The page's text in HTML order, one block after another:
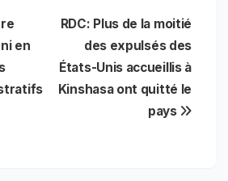
k
d
n
e
g
r
m
r
e
RDC: Plus de la moitié
des expulsés des
États-Unis accueillis à
Kinshasa ont quitté le
pays
en